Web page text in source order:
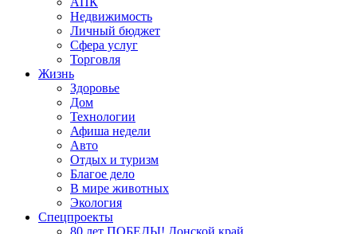
Недвижимость
Личный бюджет
Сфера услуг
Торговля
Жизнь
Здоровье
Дом
Технологии
Афиша недели
Авто
Отдых и туризм
Благое дело
В мире животных
Экология
Спецпроекты
80 лет ПОБЕДЫ! Донской край